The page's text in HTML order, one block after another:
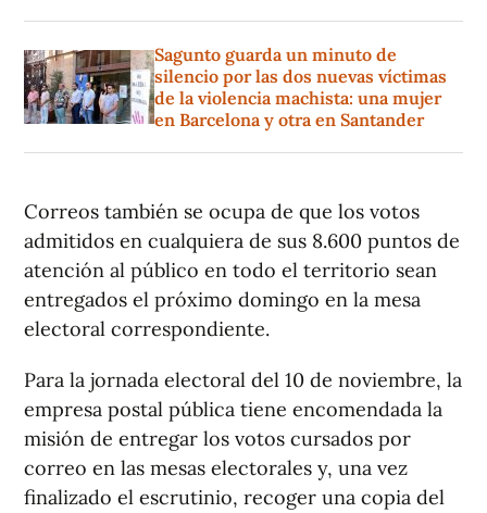
Sagunto guarda un minuto de
silencio por las dos nuevas víctimas
de la violencia machista: una mujer
en Barcelona y otra en Santander
Correos también se ocupa de que los votos
admitidos en cualquiera de sus 8.600 puntos de
atención al público en todo el territorio sean
entregados el próximo domingo en la mesa
electoral correspondiente.
Para la jornada electoral del 10 de noviembre, la
empresa postal pública tiene encomendada la
misión de entregar los votos cursados por
correo en las mesas electorales y, una vez
finalizado el escrutinio, recoger una copia del